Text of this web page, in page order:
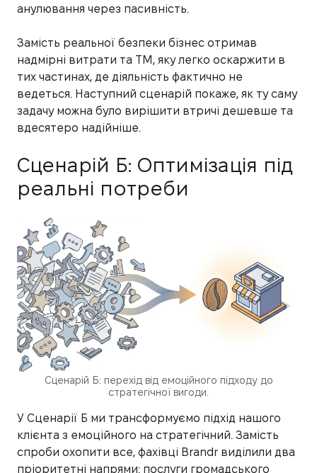
анулювання через пасивність.
Замість реальної безпеки бізнес отримав
надмірні витрати та ТМ, яку легко оскаржити в
тих частинах, де діяльність фактично не
ведеться. Наступний сценарій покаже, як ту саму
задачу можна було вирішити втричі дешевше та
вдесятеро надійніше.
Сценарій Б: Оптимізація під
реальні потреби
Сценарій Б: перехід від емоційного підходу до
стратегічної вигоди.
У Сценарії Б ми трансформуємо підхід нашого
клієнта з емоційного на стратегічний. Замість
спроби охопити все, фахівці Brandr виділили два
пріоритетні напрями: послуги громадського